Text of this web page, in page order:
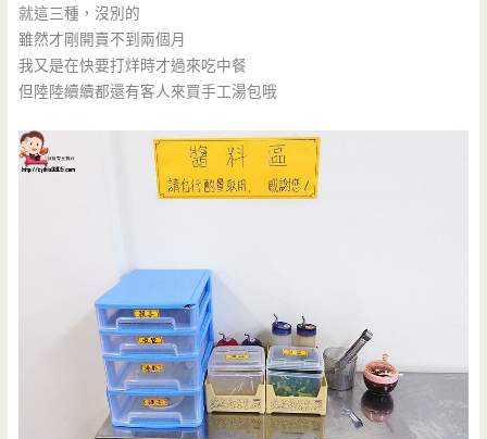
就這三種，沒別的
雖然才剛開賣不到兩個月
我又是在快要打烊時才過來吃中餐
但陸陸續續都還有客人來買手工湯包哦